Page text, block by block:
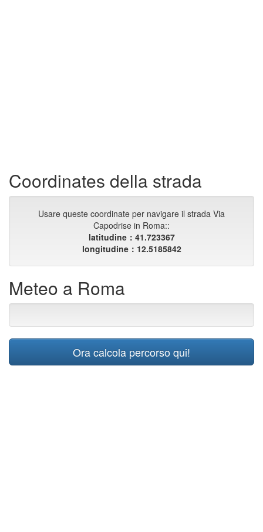
Coordinates della strada
Usare queste coordinate per navigare il strada Via
Capodrise in Roma::
latitudine：41.723367
longitudine：12.5185842
Meteo a Roma
Ora calcola percorso qui!